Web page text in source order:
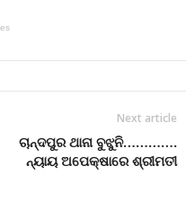
Next article
ଚାନ୍ଦପୁର ଥାନା ବୁଝୁନି………….
ନ୍ୟାୟ ଅପେକ୍ଷାରେ ଶ୍ରୀମତୀ